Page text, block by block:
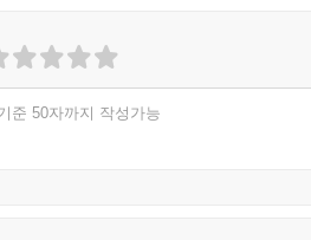
준 50자까지 작성가능